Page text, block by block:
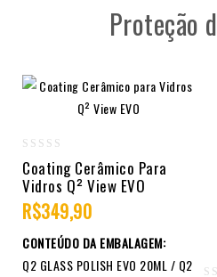
Proteção
0
out
of
Coating Cerâmico Para
Vidros Q² View EVO
R$349,90
CONTEÚDO DA EMBALAGEM:
Q2 GLASS POLISH EVO 20ML / Q2